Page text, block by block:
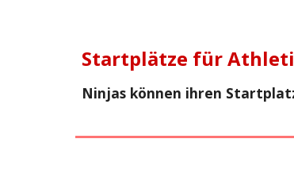
Startplätze für
Ninjas können ihren